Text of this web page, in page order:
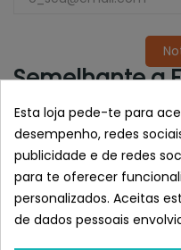
Semelhante a
Extensible de
Rojo
Esta loja pede-te para
desempenho, redes
publicidade e de redes
para te oferecer
personalizados. Aceitas
de dados pessoais